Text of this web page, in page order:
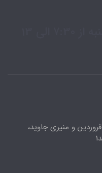
تهران، خیابان انقلاب ، بین 12فروردین و منیری جاوید،